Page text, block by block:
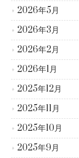
2026年5月
2026年3月
2026年2月
2026年1月
2025年12月
2025年11月
2025年10月
2025年9月